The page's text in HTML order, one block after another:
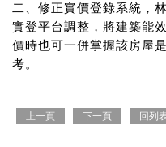
二、修正實價登錄系統，
實登平台調整，將建築能
價時也可一併掌握該房屋
考。
上一頁 下一頁 回列